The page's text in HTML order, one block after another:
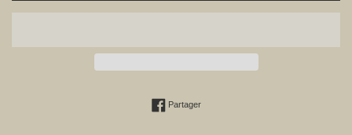
PartagerPartager sur Facebook